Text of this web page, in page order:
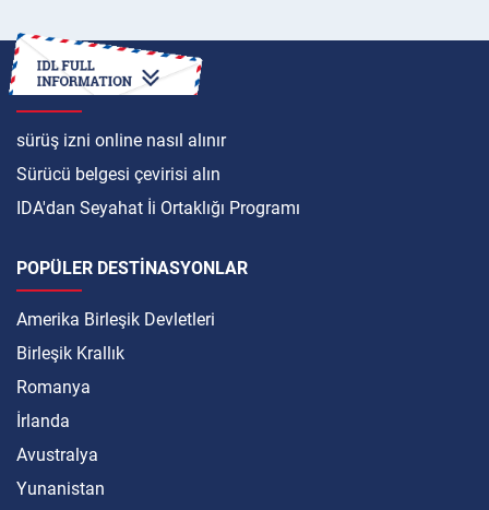
ULUSLARARASI
sürüş izni online nasıl alınır
Sürücü belgesi çevirisi alın
IDA'dan Seyahat İi Ortaklığı Programı
POPÜLER DESTINASYONLAR
Amerika Birleşik Devletleri
Birleşik Krallık
Romanya
İrlanda
Avustralya
Yunanistan